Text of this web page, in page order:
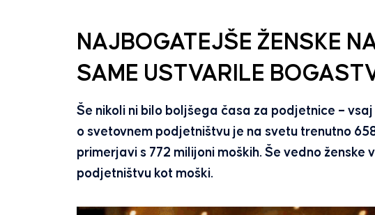
NAJBOGATEJŠE ŽENSKE
SAME USTVARILE
Še nikoli ni bilo boljšega časa za podjetnice –
o svetovnem podjetništvu je na svetu trenutno
primerjavi s 772 milijoni moških. Še vedno ženske
podjetništvu kot moški.